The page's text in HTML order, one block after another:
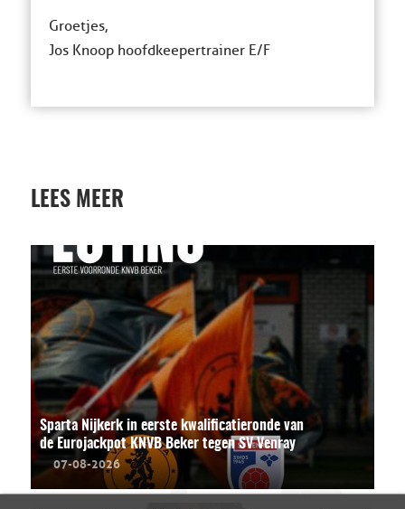
Groetjes,
Jos Knoop hoofdkeepertrainer E/F
LEES MEER
Sparta Nijkerk in eerste kwalificatieronde van
de Eurojackpot KNVB Beker tegen SV Venray
07-08-2026